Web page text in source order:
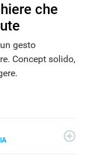
che
gesto
Concept solido,